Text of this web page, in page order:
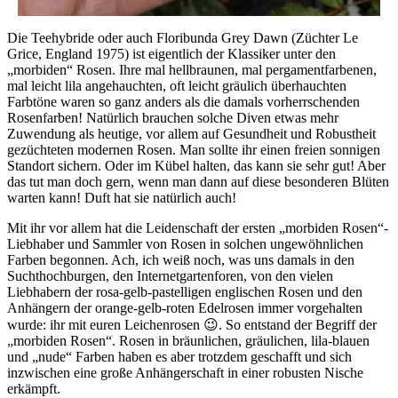
Die Teehybride oder auch Floribunda Grey Dawn (Züchter Le
Grice, England 1975) ist eigentlich der Klassiker unter den
„morbiden“ Rosen. Ihre mal hellbraunen, mal pergamentfarbenen,
mal leicht lila angehauchten, oft leicht gräulich überhauchten
Farbtöne waren so ganz anders als die damals vorherrschenden
Rosenfarben! Natürlich brauchen solche Diven etwas mehr
Zuwendung als heutige, vor allem auf Gesundheit und Robustheit
gezüchteten modernen Rosen. Man sollte ihr einen freien sonnigen
Standort sichern. Oder im Kübel halten, das kann sie sehr gut! Aber
das tut man doch gern, wenn man dann auf diese besonderen Blüten
warten kann! Duft hat sie natürlich auch!
Mit ihr vor allem hat die Leidenschaft der ersten „morbiden Rosen“-
Liebhaber und Sammler von Rosen in solchen ungewöhnlichen
Farben begonnen. Ach, ich weiß noch, was uns damals in den
Suchthochburgen, den Internetgartenforen, von den vielen
Liebhabern der rosa-gelb-pastelligen englischen Rosen und den
Anhängern der orange-gelb-roten Edelrosen immer vorgehalten
wurde: ihr mit euren Leichenrosen 😉. So entstand der Begriff der
„morbiden Rosen“. Rosen in bräunlichen, gräulichen, lila-blauen
und „nude“ Farben haben es aber trotzdem geschafft und sich
inzwischen eine große Anhängerschaft in einer robusten Nische
erkämpft.